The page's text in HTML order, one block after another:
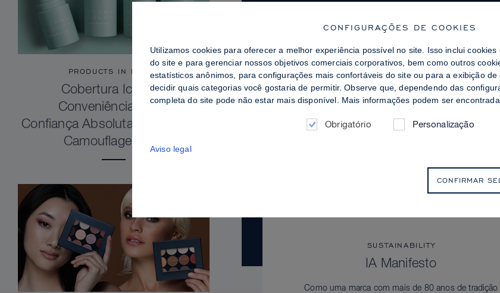
SUSTAINABILITY
IA Manifesto
Como uma marca com mais de 80 anos de tradição
PRODUCTS IN FOCUS
Cobertura Icônica.
Conveniência Total.
Confiança Absoluta. Dermacolor
Camouflage Stick
CONFIGURAÇÕES DE COOKIES
Utilizamos cookies para oferecer a melhor experiência possível no site. Isso inclui
do site e para gerenciar nossos objetivos comerciais corporativos, bem como outros
estatísticos anônimos, para configurações mais confortáveis ​​do site ou para a exibição
decidir quais categorias você gostaria de permitir. Observe que, dependendo das
completa do site pode não estar mais disponível. Mais informações podem ser
Obrigatório Personalização
Aviso legal
CONFIRMAR